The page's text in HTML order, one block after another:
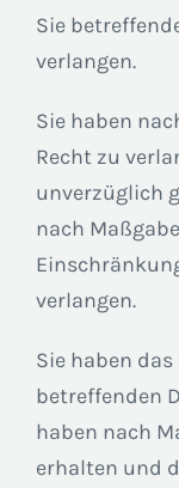
Sie
verlangen.
Sie haben
Recht zu
unverzüglich
nach
verlangen.
Sie haben
betreffenden
haben nach
erhalten und